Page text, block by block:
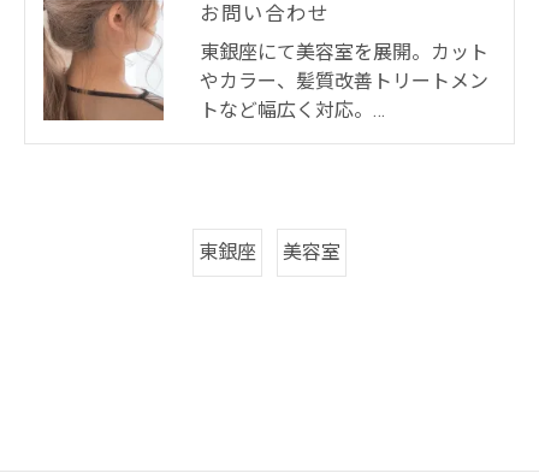
お問い合わせ
東銀座にて美容室を展開。カット
やカラー、髪質改善トリートメン
トなど幅広く対応。…
東銀座 美容室